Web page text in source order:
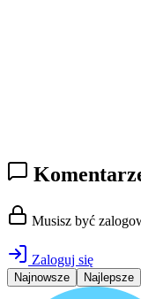
Musisz być
Zaloguj się
Najnowsze Najlepsze